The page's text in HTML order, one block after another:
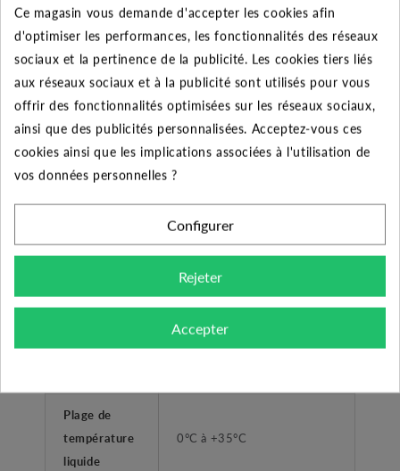
de corde nylon.
Fabricant BBC
Diamètre de
refoulement
1"1/4 (33/42)
Type liquide
agressifs (supporte une
présence limité de sable)
Application
Arrosage - surpression
habitation
Type de
Plage de
température
liquide
0°C à +35°C
Ce magasin vous demande d'accepter les cookies afin
d'optimiser les performances, les fonctionnalités des réseaux
sociaux et la pertinence de la publicité. Les cookies tiers liés
aux réseaux sociaux et à la publicité sont utilisés pour vous
offrir des fonctionnalités optimisées sur les réseaux sociaux,
ainsi que des publicités personnalisées. Acceptez-vous ces
cookies ainsi que les implications associées à l'utilisation de
vos données personnelles ?
Configurer
Rejeter
Accepter